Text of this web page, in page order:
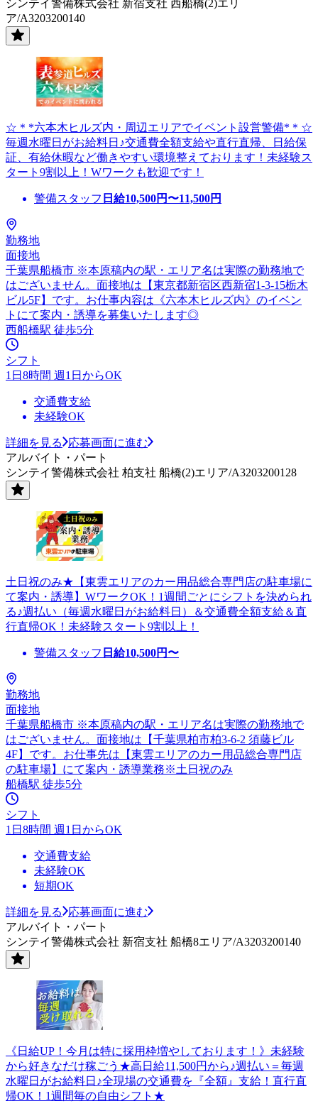
シンテイ警備株式会社 新宿支社 西船橋(2)エリ
ア/A3203200140
☆＊*六本木ヒルズ内・周辺エリアでイベント設営警備*＊☆
毎週水曜日がお給料日♪交通費全額支給や直行直帰、日給保
証、有給休暇など働きやすい環境整えております！未経験ス
タート9割以上！Wワークも歓迎です！
警備スタッフ 日給10,500円〜11,500円
勤務地
面接地
千葉県船橋市 ※本原稿内の駅・エリア名は実際の勤務地で
はございません。面接地は【東京都新宿区西新宿1-3-15栃木
ビル5F】です。お仕事内容は《六本木ヒルズ内》のイベン
トにて案内・誘導を募集いたします◎
西船橋駅 徒歩5分
シフト
1日8時間 週1日からOK
交通費支給
未経験OK
詳細を見る
応募画面に進む
アルバイト・パート
シンテイ警備株式会社 柏支社 船橋(2)エリア/A3203200128
土日祝のみ★【東雲エリアのカー用品総合専門店の駐車場に
て案内・誘導】WワークOK！1週間ごとにシフトを決められ
る♪週払い（毎週水曜日がお給料日）＆交通費全額支給＆直
行直帰OK！未経験スタート9割以上！
警備スタッフ 日給10,500円〜
勤務地
面接地
千葉県船橋市 ※本原稿内の駅・エリア名は実際の勤務地で
はございません。面接地は【千葉県柏市柏3-6-2 須藤ビル
4F】です。お仕事先は【東雲エリアのカー用品総合専門店
の駐車場】にて案内・誘導業務※土日祝のみ
船橋駅 徒歩5分
シフト
1日8時間 週1日からOK
交通費支給
未経験OK
短期OK
詳細を見る
応募画面に進む
アルバイト・パート
シンテイ警備株式会社 新宿支社 船橋8エリア/A3203200140
《日給UP！今月は特に採用枠増やしております！》未経験
から好きなだけ稼ごう★高日給11,500円から♪週払い＝毎週
水曜日がお給料日♪全現場の交通費を『全額』支給！直行直
帰OK！1週間毎の自由シフト★